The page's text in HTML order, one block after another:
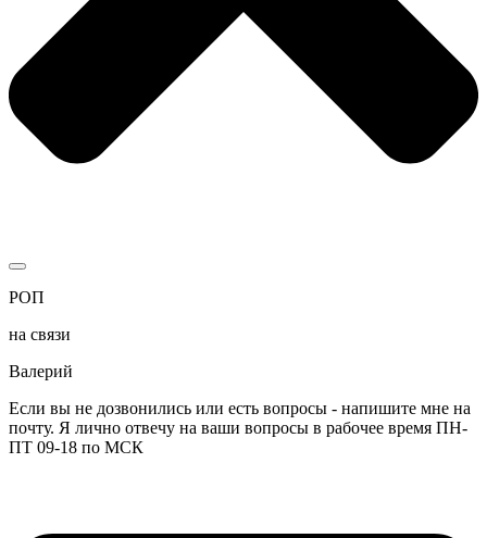
РОП
на связи
Валерий
Если вы не дозвонились или есть вопросы - напишите мне на
почту. Я лично отвечу на ваши вопросы в рабочее время ПН-
ПТ 09-18 по МСК